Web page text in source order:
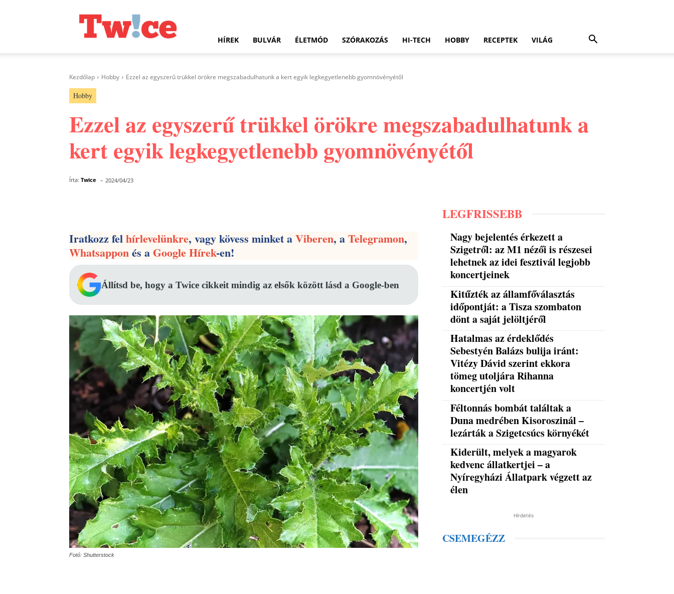
HÍREK BULVÁR ÉLETMÓD SZÓRAKOZÁS HI-TECH HOBBY RECEPTEK VILÁG
Kezdőlap Hobby Ezzel az egyszerű trükkel örökre megszabadulhatunk a kert egyik legkegyetlenebb gyomnövényétől
Hobby
Ezzel az egyszerű trükkel örökre megszabadulhatunk a
kert egyik legkegyetlenebb gyomnövényétől
Írta: Twice - 2024/04/23
Iratkozz felhírlevelünkre, vagy kövess minket aViberen, aTelegramon,
Whatsapponés aGoogle Hírek-en!
Állítsd be, hogy a Twice cikkeit mindig az elsők között lásd a Google-ben
Fotó: Shutterstock
LEGFRISSEBB
Nagy bejelentés érkezett a
Szigetről: az M1 nézői is részesei
lehetnek az idei fesztivál legjobb
koncertjeinek
Kitűzték az államfőválasztás
időpontját: a Tisza szombaton
dönt a saját jelöltjéről
Hatalmas az érdeklődés
Sebestyén Balázs bulija iránt:
Vitézy Dávid szerint ekkora
tömeg utoljára Rihanna
koncertjén volt
Féltonnás bombát találtak a
Duna medrében Kisoroszinál –
lezárták a Szigetcsúcs környékét
Kiderült, melyek a magyarok
kedvenc állatkertjei – a
Nyíregyházi Állatpark végzett az
élen
Hirdetés
CSEMEGÉZZ